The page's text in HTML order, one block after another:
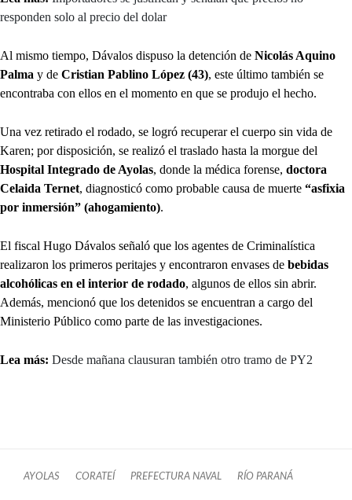
responden solo al precio del dolar
Al mismo tiempo, Dávalos dispuso la detención de Nicolás Aquino
Palma y de Cristian Pablino López (43), este último también se
encontraba con ellos en el momento en que se produjo el hecho.
Una vez retirado el rodado, se logró recuperar el cuerpo sin vida de
Karen; por disposición, se realizó el traslado hasta la morgue del
Hospital Integrado de Ayolas, donde la médica forense, doctora
Celaida Ternet, diagnosticó como probable causa de muerte “asfixia
por inmersión” (ahogamiento).
El fiscal Hugo Dávalos señaló que los agentes de Criminalística
realizaron los primeros peritajes y encontraron envases de bebidas
alcohólicas en el interior de rodado, algunos de ellos sin abrir.
Además, mencionó que los detenidos se encuentran a cargo del
Ministerio Público como parte de las investigaciones.
Lea más: Desde mañana clausuran también otro tramo de PY2
AYOLAS CORATEÍ PREFECTURA NAVAL RÍO PARANÁ